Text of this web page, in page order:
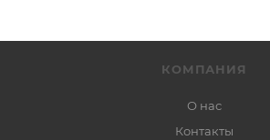
КОМПАНИЯ
О нас
Контакты